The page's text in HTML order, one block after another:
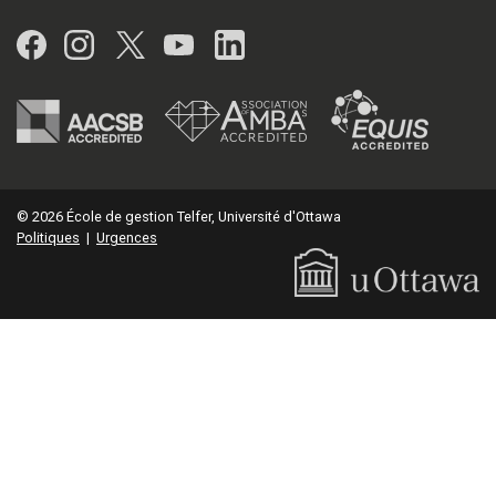
Facebook
Instagram
Twitter
YouTubeLinkedIn
© 2026 École de gestion Telfer, Université d'Ottawa
Politiques | Urgences